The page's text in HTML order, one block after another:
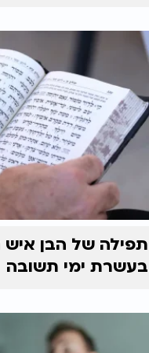
תפילה של הבן
בעשרת ימי תשובה